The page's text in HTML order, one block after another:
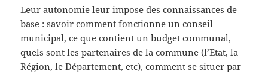
Leur autonomie leur impose des connaissances de
base : savoir comment fonctionne un conseil
municipal, ce que contient un budget communal,
quels sont les partenaires de la commune (l’Etat, la
Région, le Département, etc), comment se situer par